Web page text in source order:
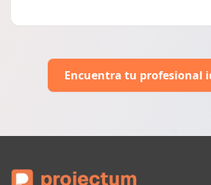
Encuentra tu profesional